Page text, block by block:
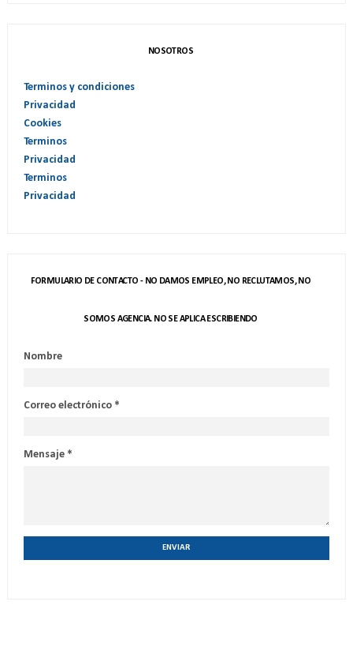
NOSOTROS
Terminos y condiciones
Privacidad
Cookies
Terminos
Privacidad
Terminos
Privacidad
FORMULARIO DE CONTACTO - NO DAMOS EMPLEO, NO RECLUTAMOS, NO
SOMOS AGENCIA. NO SE APLICA ESCRIBIENDO
Nombre
Correo electrónico *
Mensaje *